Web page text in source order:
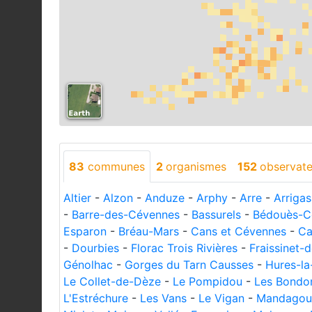
83 communes 2 organismes 152
Altier - Alzon - Anduze - Arphy - Arre - Arrigas
- Barre-des-Cévennes - Bassurels - Bédouès-
Esparon - Bréau-Mars - Cans et Cévennes -
- Dourbies - Florac Trois Rivières - Fraissinet-
Génolhac - Gorges du Tarn Causses - Hures-
Le Collet-de-Dèze - Le Pompidou - Les
L'Estréchure - Les Vans - Le Vigan -